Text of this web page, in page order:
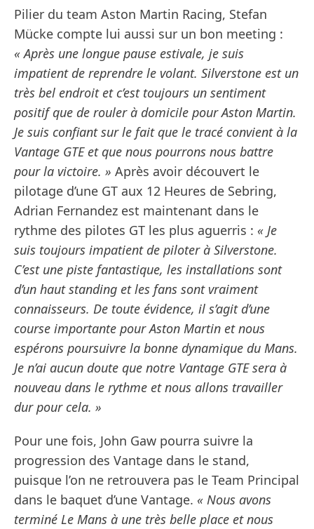
Pilier du team Aston Martin Racing, Stefan
Mücke compte lui aussi sur un bon meeting :
« Après une longue pause estivale, je suis
impatient de reprendre le volant. Silverstone est un
très bel endroit et c’est toujours un sentiment
positif que de rouler à domicile pour Aston Martin.
Je suis confiant sur le fait que le tracé convient à la
Vantage GTE et que nous pourrons nous battre
pour la victoire. » Après avoir découvert le
pilotage d’une GT aux 12 Heures de Sebring,
Adrian Fernandez est maintenant dans le
rythme des pilotes GT les plus aguerris : « Je
suis toujours impatient de piloter à Silverstone.
C’est une piste fantastique, les installations sont
d’un haut standing et les fans sont vraiment
connaisseurs. De toute évidence, il s’agit d’une
course importante pour Aston Martin et nous
espérons poursuivre la bonne dynamique du Mans.
Je n’ai aucun doute que notre Vantage GTE sera à
nouveau dans le rythme et nous allons travailler
dur pour cela. »
Pour une fois, John Gaw pourra suivre la
progression des Vantage dans le stand,
puisque l’on ne retrouvera pas le Team Principal
dans le baquet d’une Vantage. « Nous avons
terminé Le Mans à une très belle place et nous